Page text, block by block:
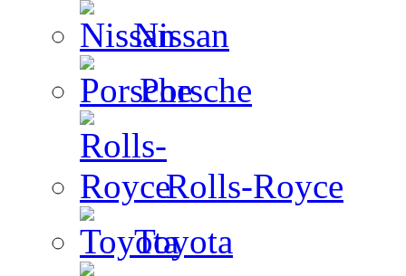
Nissan
Porsche
Rolls-Royce
Toyota